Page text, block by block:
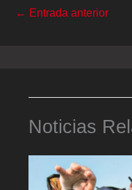
← Entrada anterior
Noticias